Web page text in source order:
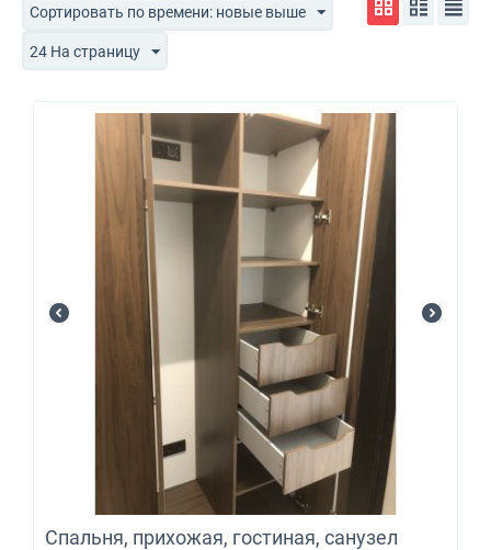
Сортировать по времени: новые выше
24 На страницу
Спальня, прихожая, гостиная, санузел